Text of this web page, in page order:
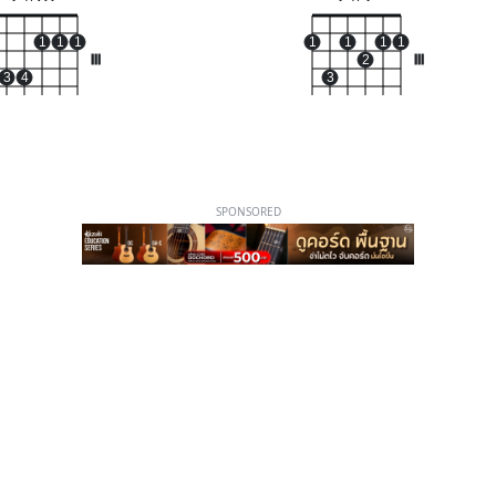
3
4
1 1 1 1
3
1
2
1 1
SPONSORED